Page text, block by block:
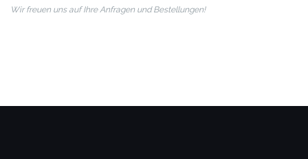
Wir freuen uns auf Ihre Anfragen und Bestellungen!